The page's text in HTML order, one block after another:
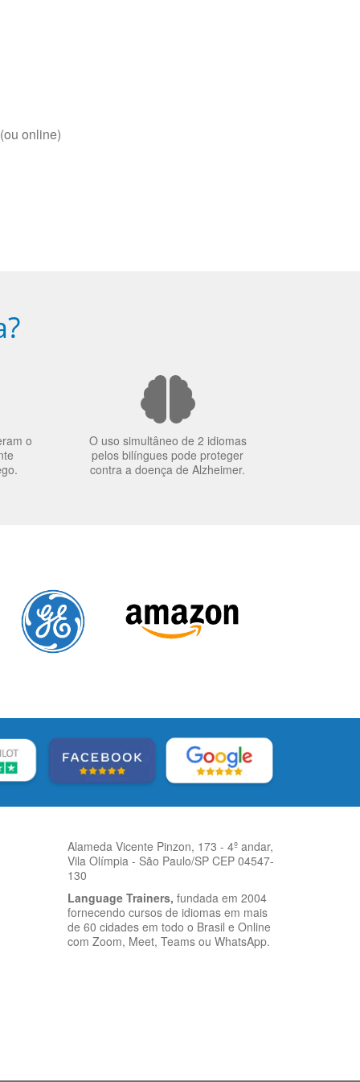
online)
o
O uso simultâneo de 2 idiomas
pelos bilíngues pode proteger
contra a doença de Alzheimer.
Alameda Vicente Pinzon, 173 - 4º andar,
Vila Olímpia - São Paulo/SP CEP 04547-
130
Language Trainers, fundada em 2004
fornecendo cursos de idiomas em mais
de 60 cidades em todo o Brasil e Online
com Zoom, Meet, Teams ou WhatsApp.